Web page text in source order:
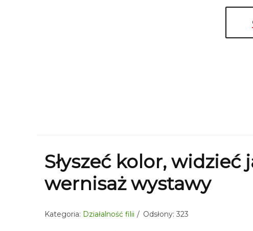
Słyszeć kolor, widzieć
wernisaż wystawy
Kategoria: Działalność filii Odsłony: 323